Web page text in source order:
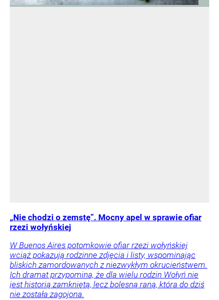
„Nie chodzi o zemstę”. Mocny apel w sprawie ofiar
rzezi wołyńskiej
W Buenos Aires potomkowie ofiar rzezi wołyńskiej
wciąż pokazują rodzinne zdjęcia i listy, wspominając
bliskich zamordowanych z niezwykłym okrucieństwem.
Ich dramat przypomina, że dla wielu rodzin Wołyń nie
jest historią zamkniętą, lecz bolesną raną, która do dziś
nie została zagojona.